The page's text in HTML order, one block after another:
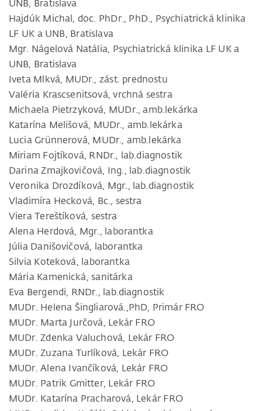
UNB, Bratislava
Hajdúk Michal, doc. PhDr., PhD., Psychiatrická klinika
LF UK a UNB, Bratislava
Mgr. Nágelová Natália, Psychiatrická klinika LF UK a
UNB, Bratislava
Iveta Mlkvá, MUDr., zást. prednostu
Valéria Krascsenitsová, vrchná sestra
Michaela Pietrzyková, MUDr., amb.lekárka
Katarína Melišová, MUDr., amb.lekárka
Lucia Grünnerová, MUDr., amb.lekárka
Miriam Fojtíková, RNDr., lab.diagnostik
Darina Zmajkovičová, Ing., lab.diagnostik
Veronika Drozdíková, Mgr., lab.diagnostik
Vladimíra Hecková, Bc., sestra
Viera Tereštíková, sestra
Alena Herdová, Mgr., laborantka
Júlia Danišovičová, laborantka
Silvia Koteková, laborantka
Mária Kamenická, sanitárka
Eva Bergendi, RNDr., lab.diagnostik
MUDr. Helena Šingliarová.,PhD, Primár FRO
MUDr. Marta Jurčová, Lekár FRO
MUDr. Zdenka Valuchová, Lekár FRO
MUDr. Zuzana Turlíková, Lekár FRO
MUDr. Alena Ivančíková, Lekár FRO
MUDr. Patrik Gmitter, Lekár FRO
MUDr. Katarína Pracharová, Lekár FRO